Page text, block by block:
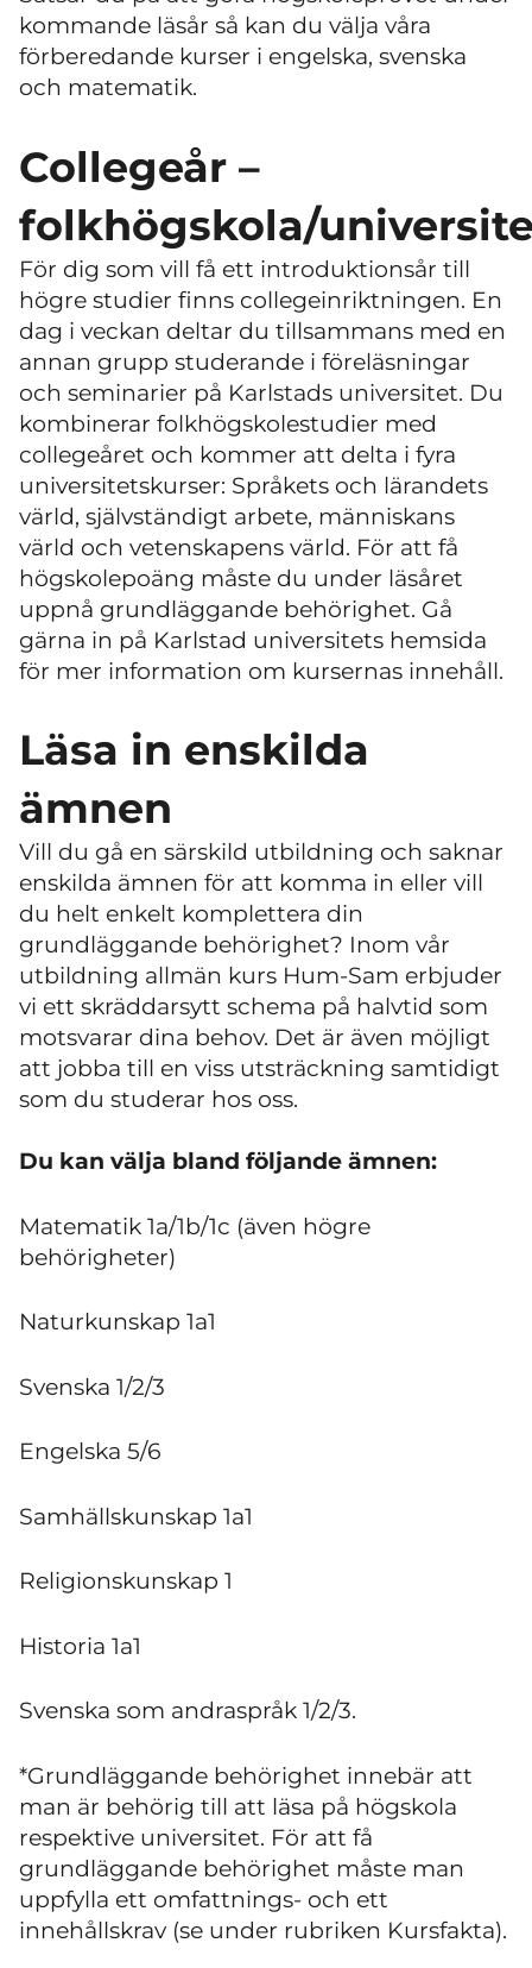
kommande läsår så kan du välja våra
förberedande kurser i engelska, svenska
och matematik.
Collegeår –
folkhögskola/
För dig som vill få ett introduktionsår till
högre studier finns collegeinriktningen. En
dag i veckan deltar du tillsammans med en
annan grupp studerande i föreläsningar
och seminarier på Karlstads universitet. Du
kombinerar folkhögskolestudier med
collegeåret och kommer att delta i fyra
universitetskurser: Språkets och lärandets
värld, självständigt arbete, människans
värld och vetenskapens värld. För att få
högskolepoäng måste du under läsåret
uppnå grundläggande behörighet. Gå
gärna in på Karlstad universitets hemsida
för mer information om kursernas innehåll.
Läsa in enskilda
ämnen
Vill du gå en särskild utbildning och saknar
enskilda ämnen för att komma in eller vill
du helt enkelt komplettera din
grundläggande behörighet? Inom vår
utbildning allmän kurs Hum-Sam erbjuder
vi ett skräddarsytt schema på halvtid som
motsvarar dina behov. Det är även möjligt
att jobba till en viss utsträckning samtidigt
som du studerar hos oss.
Du kan välja bland följande ämnen:
Matematik 1a/1b/1c (även högre
behörigheter)
Naturkunskap 1a1
Svenska 1/2/3
Engelska 5/6
Samhällskunskap 1a1
Religionskunskap 1
Historia 1a1
Svenska som andraspråk 1/2/3.
*Grundläggande behörighet innebär att
man är behörig till att läsa på högskola
respektive universitet. För att få
grundläggande behörighet måste man
uppfylla ett omfattnings- och ett
innehållskrav (se under rubriken Kursfakta).